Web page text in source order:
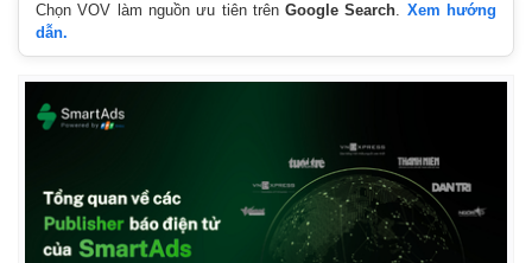
Chọn VOV làm nguồn ưu tiên trênGoogle Search. Xem hướng
dẫn.